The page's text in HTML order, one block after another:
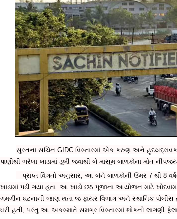
સુરતના સચિન GIDC વિસ્તારમાં એક કરુણ અને
પાણીથી ભરેલા ખાડામાં ડૂબી જવાથી બે માસૂમ બાળકોના મોત
પ્રાપ્ત વિગતો અનુસાર, આ બંને બાળકોની ઉંમર 7 થી 8
ખાડામાં પડી ગયા હતા. આ ખાડો છઠ પૂજાના આયોજન માટે
ગમગીન ઘટનાની જાણ થતા જ ફાયર વિભાગ અને સ્થાનિક
ધરી હતી, પરંતુ આ અકસ્માતે સમગ્ર વિસ્તારમાં શોકની લાગણી